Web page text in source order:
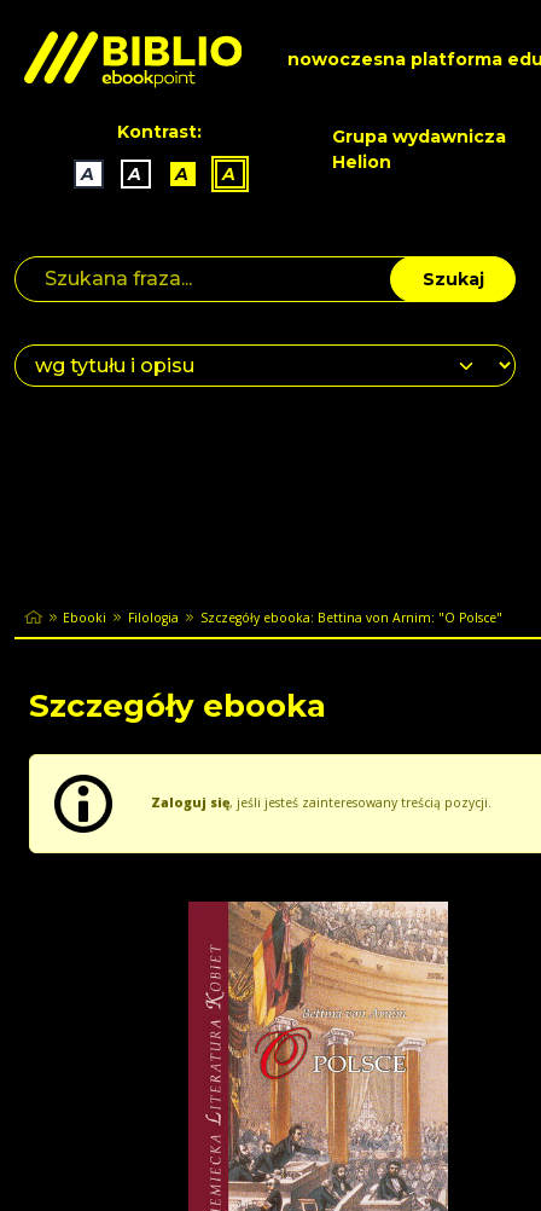
nowoczesna platforma
Kontrast:
A
A A A
Grupa wydawnicza
Helion
Szukaj
Ebooki Filologia Szczegóły ebooka: Bettina von Arnim: "O Polsce"
Szczegóły ebooka
Zaloguj się, jeśli jesteś zainteresowany treścią pozycji.